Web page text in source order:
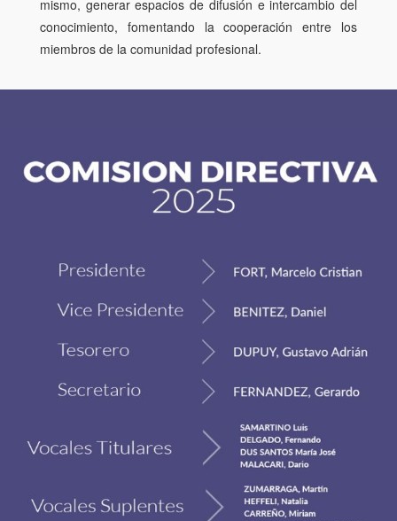
mismo, generar espacios de difusión e intercambio del
conocimiento, fomentando la cooperación entre los
miembros de la comunidad profesional.